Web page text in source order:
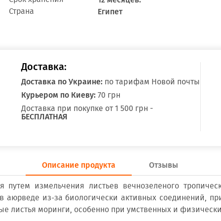
Страна Египет
Доставка:
Доставка по Украине:по тарифам Новой почты
Курьером по Киеву:70 грн
Доставка при покупке от 1 500 грн -
БЕСПЛАТНАЯ
Описание продукта Отзывы
путем измельчения листьев вечнозеленого
из-за биологически активных соединений,
моринги, особенно при умственных и